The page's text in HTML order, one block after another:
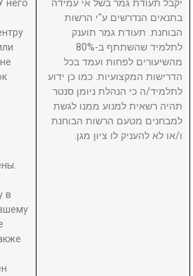
него
в
יקבל תעודת גמר בשל אי עמידה
בתנאים הנדרשים ע"י הרשות
הבוחנת. תעודת גמר תוענק
לתלמיד שהשתתף ב-80%
מהשיעורים לפחות ועמד בכל
הדרישות המקצועיות. כמו כן ידוע
לתלמיד/ה כי הנהלת ניומן סנטר
תהיה רשאית למנוע ממנו לגשת
למבחנים מטעם הרשות הבוחנת
ו/או לא להעניק לו ציון מגן.